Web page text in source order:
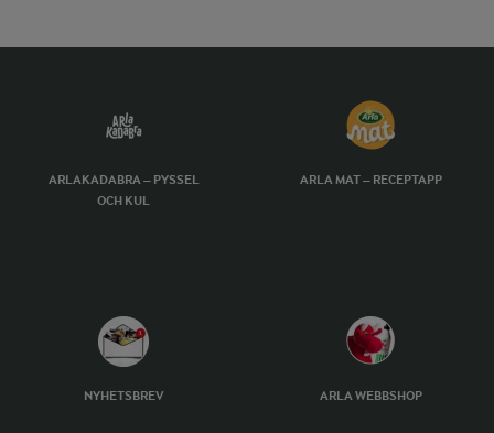
ARLAKADABRA – PYSSEL
OCH KUL
ARLA MAT – RECEPTAPP
NYHETSBREV ARLA WEBBSHOP